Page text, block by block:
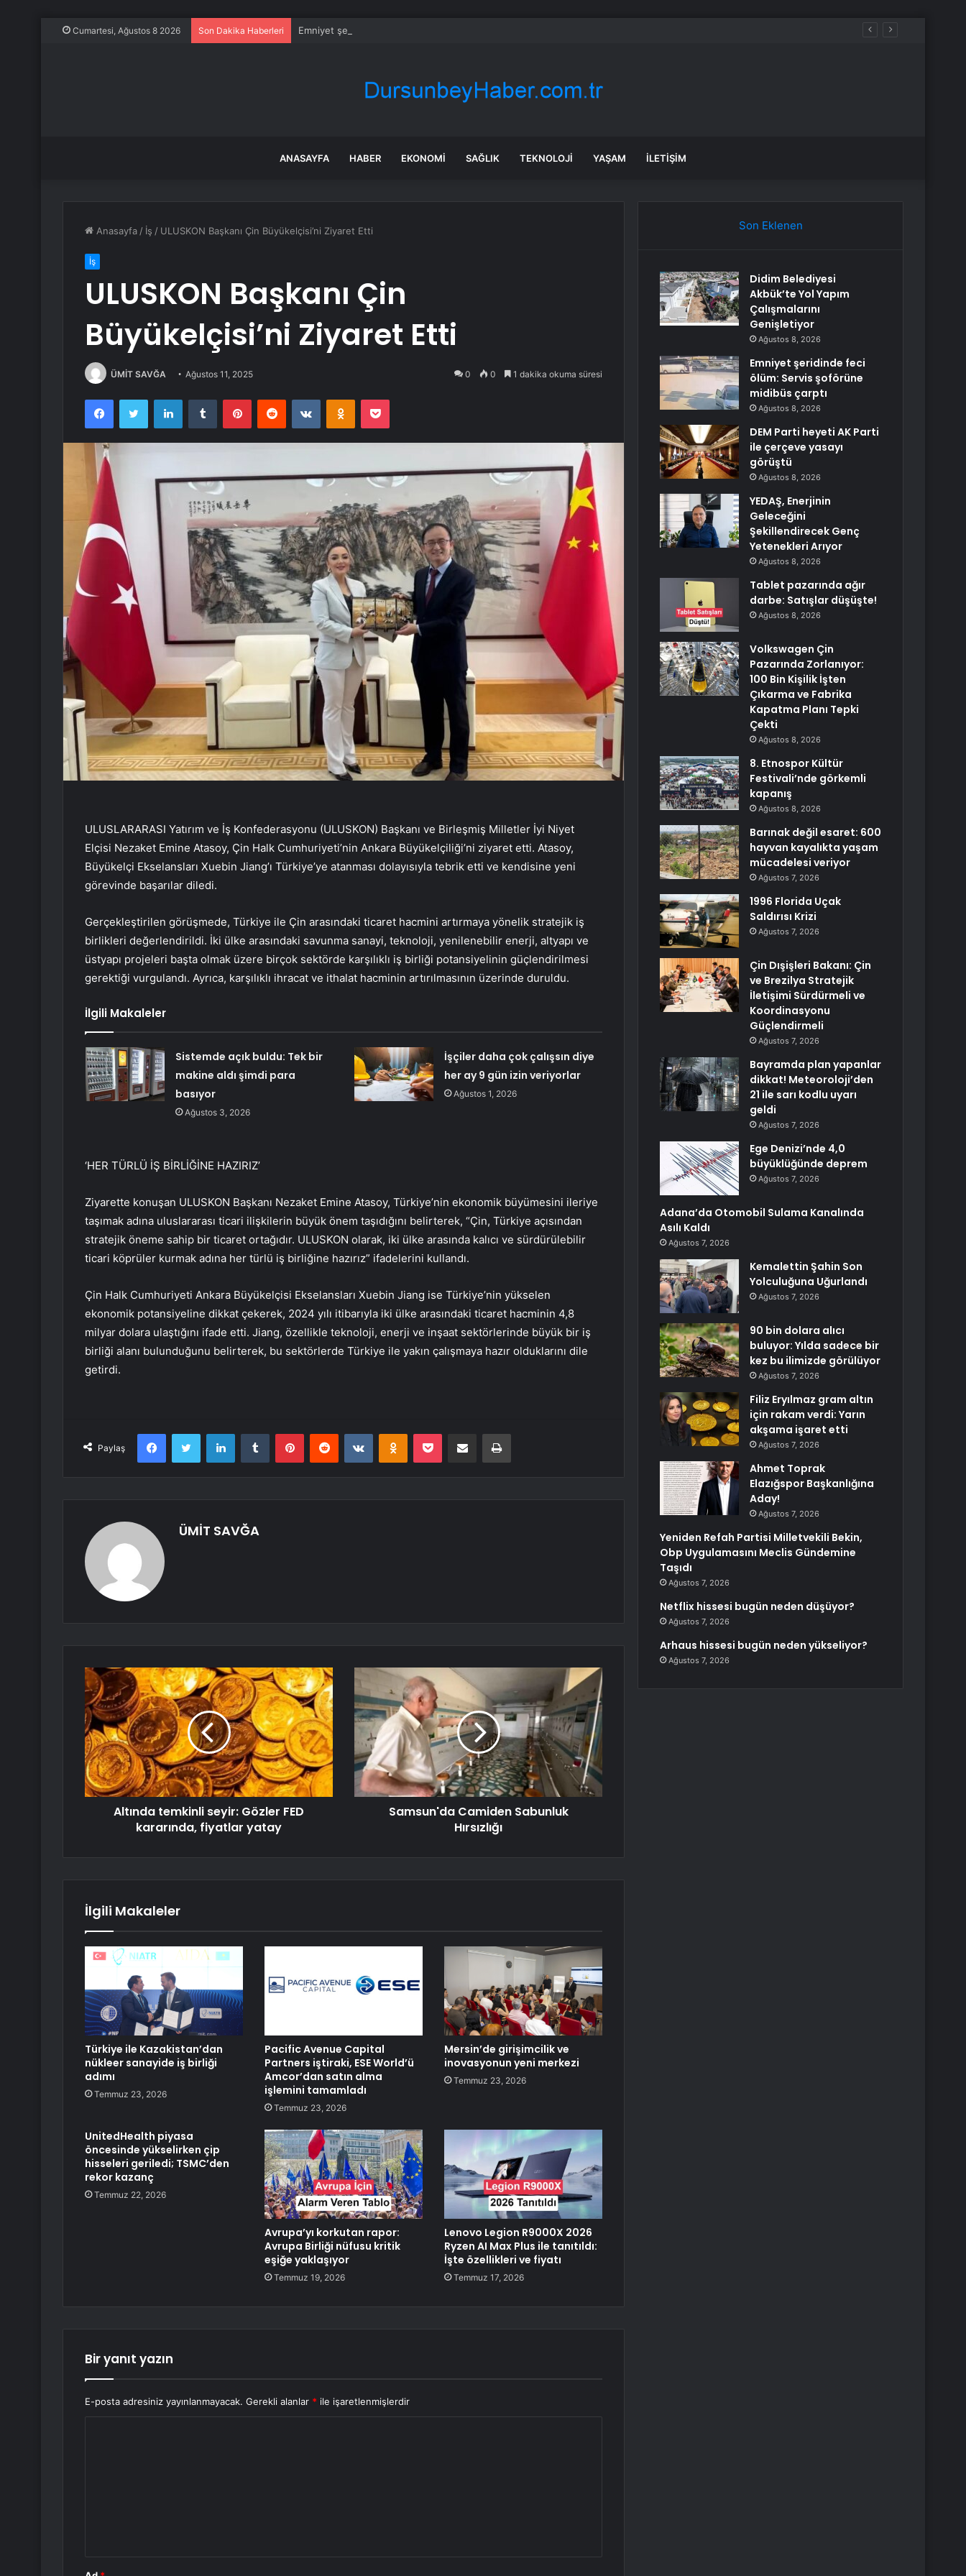
Cumartesi, Ağustos 8 2026 Son Dakika Haberleri Emniyet şeridinde feci ölüm: Servis şoförüne midibüs çarptı
ANASAYFA HABER EKONOMI SAĞLIK TEKNOLOJI YAŞAM İLETIŞIM
Anasayfa / İş / ULUSKON Başkanı Çin Büyükelçisi’ni Ziyaret Etti
İş
ULUSKON Başkanı Çin
Büyükelçisi’ni Ziyaret Etti
ÜMİT SAVĞA Ağustos 11, 2025 0 0 1 dakika okuma süresi
FacebookTwitter LinkedInTumblr PinterestReddit VKontakteOdnoklassniki
Pocket
ULUSLARARASI Yatırım ve İş Konfederasyonu (ULUSKON) Başkanı ve Birleşmiş Milletler İyi Niyet
Elçisi Nezaket Emine Atasoy, Çin Halk Cumhuriyeti’nin Ankara Büyükelçiliği’ni ziyaret etti. Atasoy,
Büyükelçi Ekselansları Xuebin Jiang’ı Türkiye’ye atanması dolayısıyla tebrik etti ve kendisine yeni
görevinde başarılar diledi.
Gerçekleştirilen görüşmede, Türkiye ile Çin arasındaki ticaret hacmini artırmaya yönelik stratejik iş
birlikleri değerlendirildi. İki ülke arasındaki savunma sanayi, teknoloji, yenilenebilir enerji, altyapı ve
üstyapı projeleri başta olmak üzere birçok sektörde karşılıklı iş birliği potansiyelinin güçlendirilmesi
gerektiği vurgulandı. Ayrıca, karşılıklı ihracat ve ithalat hacminin artırılmasının üzerinde duruldu.
İlgili Makaleler
Sistemde açık buldu: Tek bir
makine aldı şimdi para
basıyor
Ağustos 3, 2026
İşçiler daha çok çalışsın diye
her ay 9 gün izin veriyorlar
Ağustos 1, 2026
‘HER TÜRLÜ İŞ BİRLİĞİNE HAZIRIZ’
Ziyarette konuşan ULUSKON Başkanı Nezaket Emine Atasoy, Türkiye’nin ekonomik büyümesini ileriye
taşımak adına uluslararası ticari ilişkilerin büyük önem taşıdığını belirterek, “Çin, Türkiye açısından
stratejik öneme sahip bir ticaret ortağıdır. ULUSKON olarak, iki ülke arasında kalıcı ve sürdürülebilir
ticari köprüler kurmak adına her türlü iş birliğine hazırız” ifadelerini kullandı.
Çin Halk Cumhuriyeti Ankara Büyükelçisi Ekselansları Xuebin Jiang ise Türkiye’nin yükselen
ekonomik potansiyeline dikkat çekerek, 2024 yılı itibarıyla iki ülke arasındaki ticaret hacminin 4,8
milyar dolara ulaştığını ifade etti. Jiang, özellikle teknoloji, enerji ve inşaat sektörlerinde büyük bir iş
birliği alanı bulunduğunu belirterek, bu sektörlerde Türkiye ile yakın çalışmaya hazır olduklarını dile
getirdi.
Paylaş
FacebookTwitter LinkedInTumblr PinterestReddit VKontakteOdnoklassniki
Pocket E-Posta ile paylaş Yazdır
ÜMİT SAVĞA
Altında temkinli seyir: Gözler FED
kararında, fiyatlar yatay
Samsun'da Camiden Sabunluk
Hırsızlığı
İlgili Makaleler
Türkiye ile Kazakistan’dan
nükleer sanayide iş birliği
adımı
Temmuz 23, 2026
Pacific Avenue Capital
Partners iştiraki, ESE World’ü
Amcor’dan satın alma
işlemini tamamladı
Temmuz 23, 2026
Mersin’de girişimcilik ve
inovasyonun yeni merkezi
Temmuz 23, 2026
UnitedHealth piyasa
öncesinde yükselirken çip
hisseleri geriledi; TSMC’den
rekor kazanç
Temmuz 22, 2026
Avrupa’yı korkutan rapor:
Avrupa Birliği nüfusu kritik
eşiğe yaklaşıyor
Temmuz 19, 2026
Lenovo Legion R9000X 2026
Ryzen AI Max Plus ile tanıtıldı:
İşte özellikleri ve fiyatı
Temmuz 17, 2026
Bir yanıt yazın
E-posta adresiniz yayınlanmayacak. Gerekli alanlar * ile işaretlenmişlerdir
Son Eklenen
Didim Belediyesi
Akbük’te Yol Yapım
Çalışmalarını
Genişletiyor
Ağustos 8, 2026
Emniyet şeridinde feci
ölüm: Servis şoförüne
midibüs çarptı
Ağustos 8, 2026
DEM Parti heyeti AK Parti
ile çerçeve yasayı
görüştü
Ağustos 8, 2026
YEDAŞ, Enerjinin
Geleceğini
Şekillendirecek Genç
Yetenekleri Arıyor
Ağustos 8, 2026
Tablet pazarında ağır
darbe: Satışlar düşüşte!
Ağustos 8, 2026
Volkswagen Çin
Pazarında Zorlanıyor:
100 Bin Kişilik İşten
Çıkarma ve Fabrika
Kapatma Planı Tepki
Çekti
Ağustos 8, 2026
8. Etnospor Kültür
Festivali’nde görkemli
kapanış
Ağustos 8, 2026
Barınak değil esaret: 600
hayvan kayalıkta yaşam
mücadelesi veriyor
Ağustos 7, 2026
1996 Florida Uçak
Saldırısı Krizi
Ağustos 7, 2026
Çin Dışişleri Bakanı: Çin
ve Brezilya Stratejik
İletişimi Sürdürmeli ve
Koordinasyonu
Güçlendirmeli
Ağustos 7, 2026
Bayramda plan yapanlar
dikkat! Meteoroloji’den
21 ile sarı kodlu uyarı
geldi
Ağustos 7, 2026
Ege Denizi’nde 4,0
büyüklüğünde deprem
Ağustos 7, 2026
Adana’da Otomobil Sulama Kanalında
Asılı Kaldı
Ağustos 7, 2026
Kemalettin Şahin Son
Yolculuğuna Uğurlandı
Ağustos 7, 2026
90 bin dolara alıcı
buluyor: Yılda sadece bir
kez bu ilimizde görülüyor
Ağustos 7, 2026
Filiz Eryılmaz gram altın
için rakam verdi: Yarın
akşama işaret etti
Ağustos 7, 2026
Ahmet Toprak
Elazığspor Başkanlığına
Aday!
Ağustos 7, 2026
Yeniden Refah Partisi Milletvekili Bekin,
Obp Uygulamasını Meclis Gündemine
Taşıdı
Ağustos 7, 2026
Netflix hissesi bugün neden düşüyor?
Ağustos 7, 2026
Arhaus hissesi bugün neden yükseliyor?
Ağustos 7, 2026